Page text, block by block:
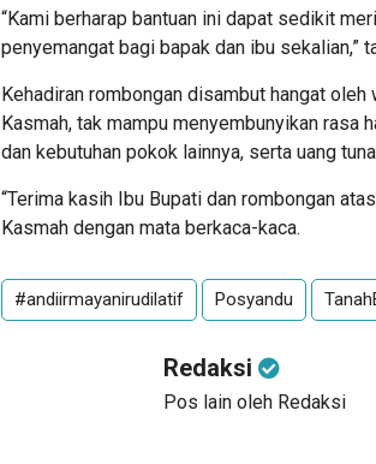
“Kami berharap bantuan ini dapat sedikit
penyemangat bagi bapak dan ibu sekalian,”
Kehadiran rombongan disambut hangat oleh
Kasmah, tak mampu menyembunyikan rasa
dan kebutuhan pokok lainnya, serta uang
“Terima kasih Ibu Bupati dan rombongan
Kasmah dengan mata berkaca-kaca.
#andiirmayanirudilatif Posyandu
Redaksi
Pos lain oleh Redaksi